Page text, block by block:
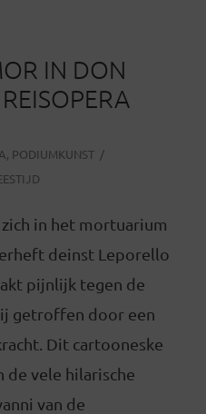
IN DON
, PODIUMKUNST
in het mortuarium
deinst Leporello
pijnlijk tegen de
getroffen door een
Dit cartooneske
de vele hilarische
van de